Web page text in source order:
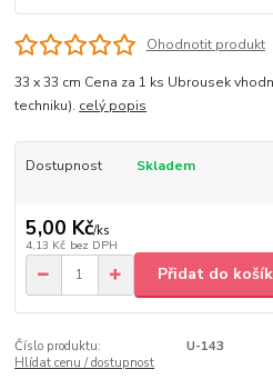
Ohodnotit produkt
33 x 33 cm Cena za 1 ks Ubrousek
techniku). celý popis
Dostupnost Skladem
5,00 Kč/ks
4,13 Kč bez DPH
Přidat do
Číslo produktu:
U-143
Hlídat cenu / dostupnost